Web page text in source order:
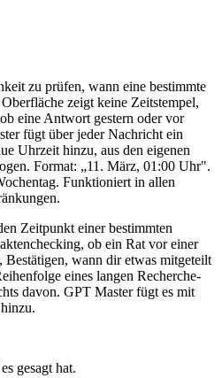
zu prüfen, wann eine bestimmte
zeigt keine Zeitstempel,
eine Antwort gestern oder vor
fügt über jeder Nachricht ein
Uhrzeit hinzu, aus den eigenen
Format: „11. März, 01:00 Uhr".
Funktioniert in allen
Zeitpunkt einer bestimmten
ob ein Rat vor einer
Bestätigen, wann dir etwas mitgeteilt
eines langen Recherche-
davon. GPT Master fügt es mit
gesagt hat.